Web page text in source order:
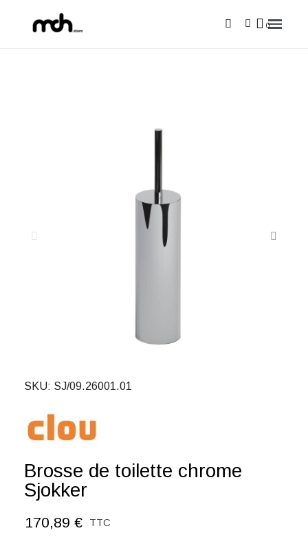
SKU SJ/09.26001.01
Brosse de toilette chrome
Sjokker
170,89 € TTC